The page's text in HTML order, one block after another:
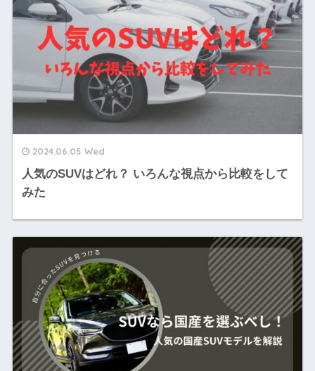
2024.06.05 Wed
人気のSUVはどれ？ いろんな視点から比較をして
みた